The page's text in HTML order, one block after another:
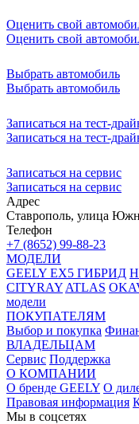
Оценить свой
Оценить свой
Выбрать автомобиль
Выбрать автомобиль
Записаться на тест-
Записаться на тест-
Записаться на сервис
Записаться на сервис
Адрес
Ставрополь, улица
Телефон
+7 (8652) 99-88-23
МОДЕЛИ
GEELY EX5 ГИБРИД
CITYRAY ATLAS
модели
ПОКУПАТЕЛЯМ
Выбор и покупка
ВЛАДЕЛЬЦАМ
Сервис Поддержка
О КОМПАНИИ
О бренде GEELY О
Правовая информация
Мы в соцсетях